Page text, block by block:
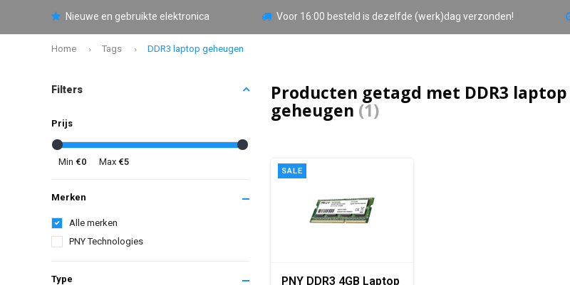
Nieuwe en gebruikte elektronica Voor 16:00 besteld is dezelfde (werk)dag verzonden!
Home Tags DDR3 laptop geheugen
Filters
Prijs
Min €0 Max €5
Merken
Alle merken
PNY Technologies
Type
Producten getagd met DDR3 laptop
geheugen (1)
SALE
PNY DDR3 4GB Laptop